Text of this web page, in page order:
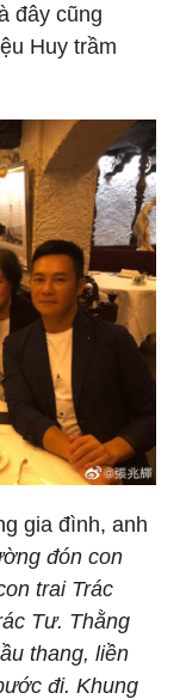
đây cũng
Huy trầm
gia đình, anh
đón con
trai Trác
Tư. Thằng
thang, liền
đi. Khung